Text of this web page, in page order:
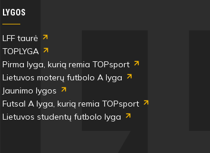
LYGOS
LFF taurė
TOPLYGA
Pirma lyga, kurią remia TOPsport
Lietuvos moterų futbolo A lyga
Jaunimo lygos
Futsal A lyga, kurią remia TOPsport
Lietuvos studentų futbolo lyga